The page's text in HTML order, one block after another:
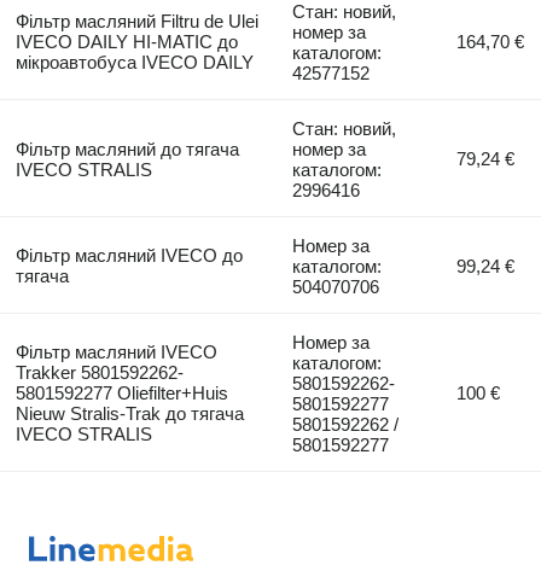
Фільтр масляний Filtru de Ulei
IVECO DAILY HI-MATIC до
мікроавтобуса IVECO DAILY
Стан: новий,
номер за
каталогом:
42577152
164,70 €
Фільтр масляний до тягача
IVECO STRALIS
Стан: новий,
номер за
каталогом:
2996416
79,24 €
Фільтр масляний IVECO до
тягача
Номер за
каталогом:
504070706
99,24 €
Фільтр масляний IVECO
Trakker 5801592262-
5801592277 Oliefilter+Huis
Nieuw Stralis-Trak до тягача
IVECO STRALIS
Номер за
каталогом:
5801592262-
5801592277
5801592262 /
5801592277
100 €